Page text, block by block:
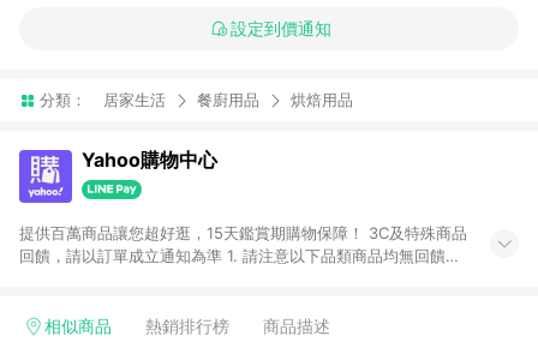
設定到價通知
分類： 居家生活 餐廚用品 烘焙用品
Yahoo購物中心
提供百萬商品讓您超好逛，15天鑑賞期購物保障！ 3C及特殊商品
回饋，請以訂單成立通知為準 1. 請注意以下品類商品均無回饋：
電玩/遊戲/相機/單眼/鏡頭/拍立得 [2024/6/1起適用] -內接硬
相似商品 熱銷排行榜 商品描述